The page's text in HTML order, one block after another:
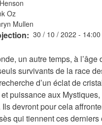
Oz
Mullen
30 / 10 / 2022 - 14:00
un autre temps, à l’âge
survivants de la race
d’un éclat de
puissance aux
devront pour cela
qui tiennent ces derniers